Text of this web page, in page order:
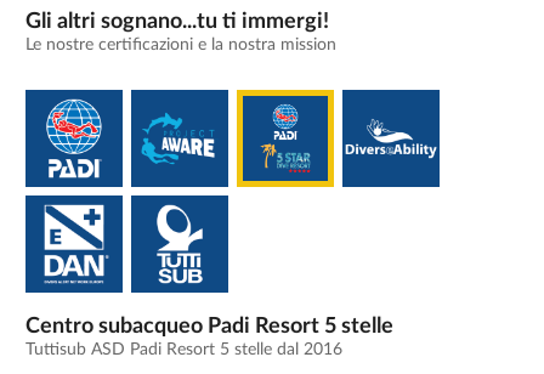
Gli altri sognano...tu ti immergi!
Le nostre certificazioni e la nostra mission
Centro subacqueo Padi Resort 5 stelle
Tuttisub ASD Padi Resort 5 stelle dal 2016